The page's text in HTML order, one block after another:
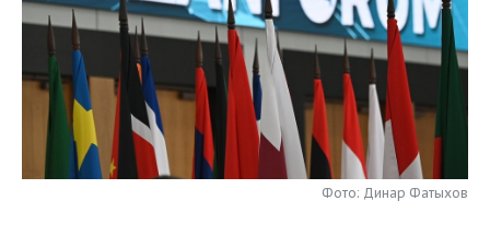
НЕФТЬ
ОПК
ЭНЕРГЕТИКА
РОЗНИЧНАЯ ТОРГОВЛЯ
ТРАНСПОРТ
УСЛУГИ
НОВОСТИ ТЕХНОЛОГИЙ
МЕДИА
ТЕЛЕКОММУНИКАЦИИ
МЕРОПРИЯТИЯ
НОВОСТИ МЕРОПРИЯТИЙ
ВЫЕЗДНАЯ РЕДАКЦИЯ
БИЗНЕС-БРАНЧИ
СПОРТ
НОВОСТИ СПОРТА
ФУТБОЛ
ОБЩЕСТВО
НОВОСТИ ОБЩЕСТВА
ФОТОГАЛЕРЕЯ
Фото: Динар Фатыхов